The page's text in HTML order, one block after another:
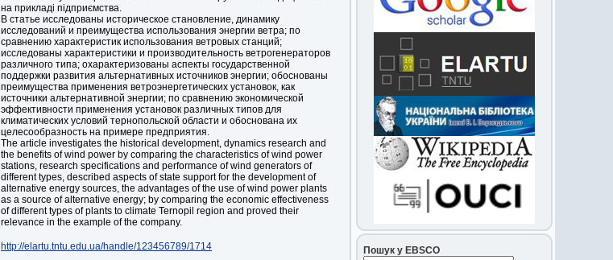
на прикладі підприємства.
В статье исследованы историческое становление, динамику
исследований и преимущества использования энергии ветра; по
сравнению характеристик использования ветровых станций;
исследованы характеристики и производительность ветрогенераторов
различного типа; охарактеризованы аспекты государственной
поддержки развития альтернативных источников энергии; обоснованы
преимущества применения ветроэнергетических установок, как
источники альтернативной энергии; по сравнению экономической
эффективности применения установок различных типов для
климатических условий тернопольской области и обоснована их
целесообразность на примере предприятия.
The article investigates the historical development, dynamics research and
the benefits of wind power by comparing the characteristics of wind power
stations, research specifications and performance of wind generators of
different types, described aspects of state support for the development of
alternative energy sources, the advantages of the use of wind power plants
as a source of alternative energy; by comparing the economic effectiveness
of different types of plants to climate Ternopil region and proved their
relevance in the example of the company.
http://elartu.tntu.edu.ua/handle/123456789/1714 Пошук у EBSCO